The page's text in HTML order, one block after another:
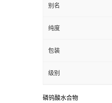
别名
纯度
包装
级别
磷钨酸水合物